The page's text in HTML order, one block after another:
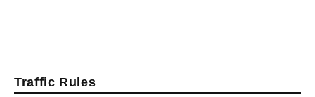
Traffic Rules